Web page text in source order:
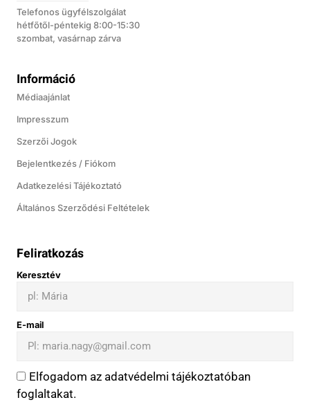
Telefonos ügyfélszolgálat
hétfőtől-péntekig 8:00-15:30
szombat, vasárnap zárva
Információ
Médiaajánlat
Impresszum
Szerzői Jogok
Bejelentkezés / Fiókom
Adatkezelési Tájékoztató
Általános Szerződési Feltételek
Feliratkozás
Keresztév
E-mail
Elfogadom az adatvédelmi tájékoztatóban
foglaltakat.